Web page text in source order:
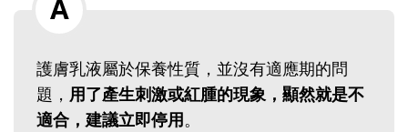
護膚乳液屬於保養性質，並沒有適應期的問
題， 用了產生刺激或紅腫的現象，顯然就是不
適合，建議立即停用。